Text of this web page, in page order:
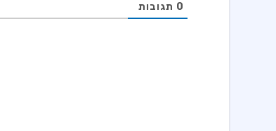
0 תגובות